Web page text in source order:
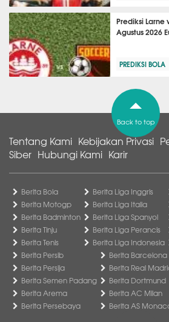
Prediksi Larne
Agustus 2026
PREDIKSI BOLA
Back to top
Tentang Kami Kebijakan Privasi
Siber Hubungi Kami Karir
Berita Bola
Berita Motogp
Berita Badminton
Berita Tinju
Berita Tenis
Berita Liga Inggris
Berita Liga Italia
Berita Liga Spanyol
Berita Liga Perancis
Berita Liga Indonesia
Berita Persib
Berita Persija
Berita Semen Padang
Berita Arema
Berita Persebaya
Berita Barcelona
Berita Real
Berita Dortmund
Berita AC Milan
Berita AS